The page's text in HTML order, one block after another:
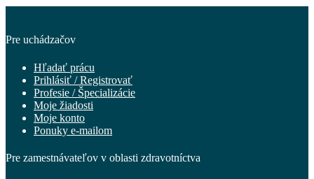
Pre uchádzačov
Hľadať prácu
Prihlásiť / Registrovať
Profesie / Špecializácie
Moje žiadosti
Moje konto
Ponuky e-mailom
Pre zamestnávateľov v oblasti zdravotníctva